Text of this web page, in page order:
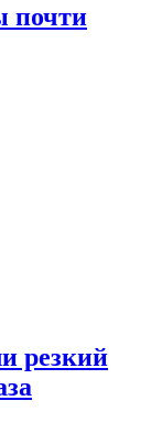
почти
резкий